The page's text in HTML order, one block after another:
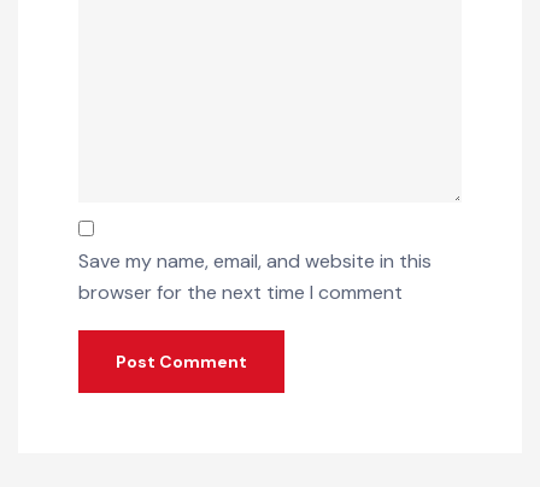
Save my name, email, and website in this
browser for the next time I comment